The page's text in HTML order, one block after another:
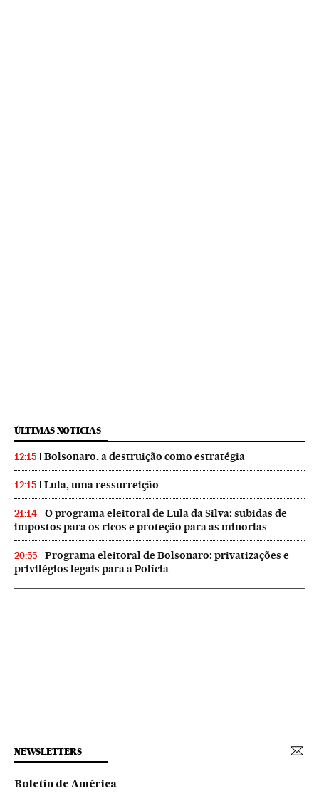
ÚLTIMAS NOTICIAS
12:15 Bolsonaro, a destruição como estratégia
12:15 Lula, uma ressurreição
21:14
O programa eleitoral de Lula da Silva: subidas de
impostos para os ricos e proteção para as minorias
20:55
Programa eleitoral de Bolsonaro: privatizações e
privilégios legais para a Polícia
NEWSLETTERS
Boletín de América